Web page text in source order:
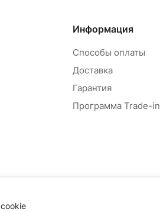
Информация
Способы оплаты
Доставка
Гарантия
Программа Trade-in
cookie